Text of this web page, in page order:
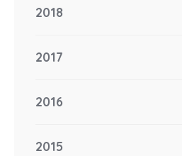
2018
2017
2016
2015